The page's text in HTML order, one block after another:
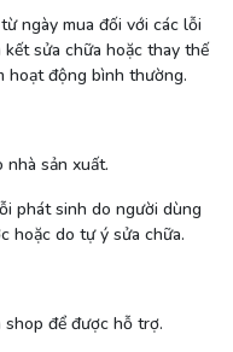
ngày mua đối với các lỗi
kết sửa chữa hoặc thay thế
hoạt động bình thường.
sản xuất.
phát sinh do người dùng
hoặc do tự ý sửa chữa.
để được hỗ trợ.